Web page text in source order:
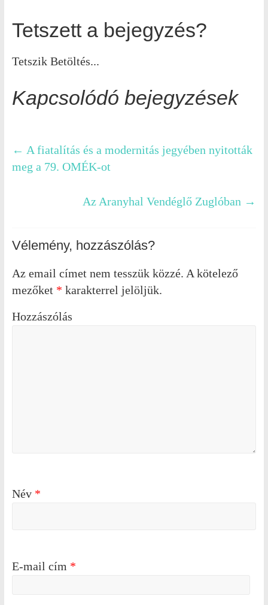
Tetszett a bejegyzés?
Tetszik Betöltés...
Kapcsolódó bejegyzések
← A fiatalítás és a modernitás jegyében nyitották
meg a 79. OMÉK-ot
Az Aranyhal Vendéglő Zuglóban →
Vélemény, hozzászólás?
Az email címet nem tesszük közzé. A kötelező
mezőket * karakterrel jelöljük.
Hozzászólás
Név *
E-mail cím *